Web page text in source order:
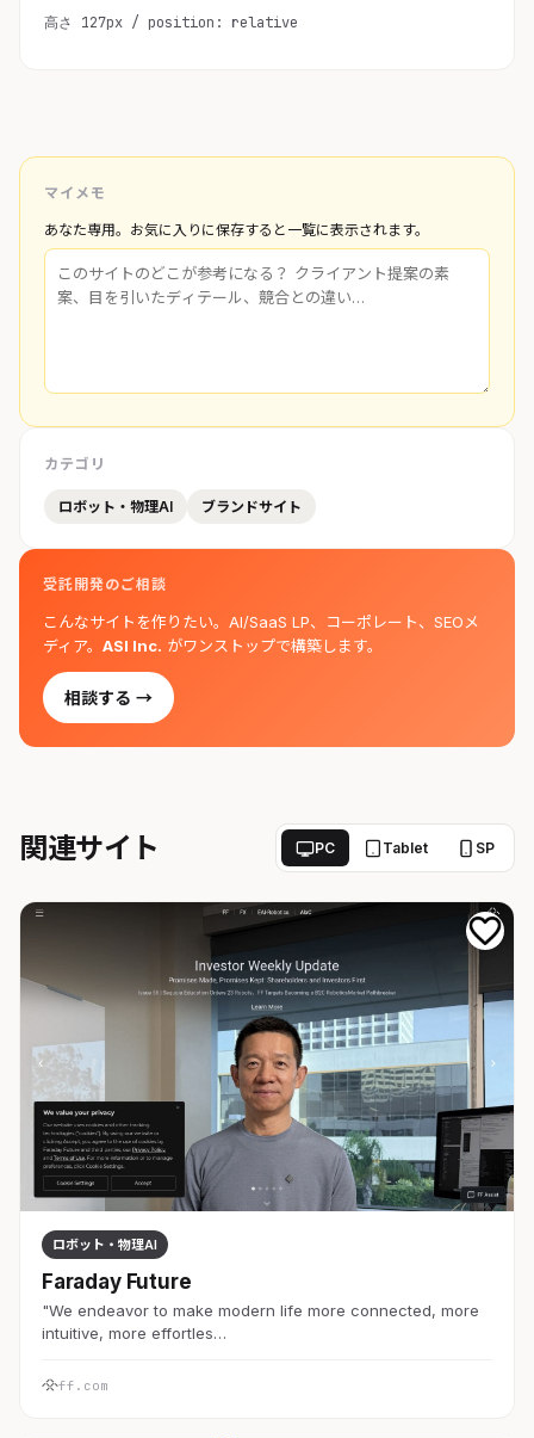
高さ 127px / position: relative
マイメモ
あなた専用。お気に入りに保存すると一覧に表示されます。
カテゴリ
ロボット・物理AI ブランドサイト
受託開発のご相談
こんなサイトを作りたい。AI/SaaS LP、コーポレート、SEOメ
ディア。 ASI Inc. がワンストップで構築します。
相談する →
関連サイト PC Tablet SP
ロボット・物理AI
Faraday Future
"We endeavor to make modern life more connected, more
intuitive, more effortles…
ff.com